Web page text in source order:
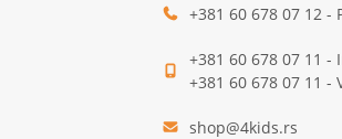
+381 60 678 07 12
+381 60 678 07 11
+381 60 678 07 11 -
shop@4kids.rs